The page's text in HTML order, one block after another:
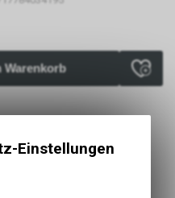
Warenkorb
Einstellungen